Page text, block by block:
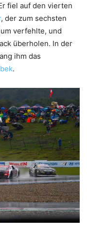
fiel auf den vierten
, der zum sechsten
verfehlte, und
überholen. In der
ihm das
.